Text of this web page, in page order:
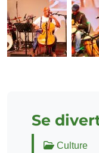
Se
Culture